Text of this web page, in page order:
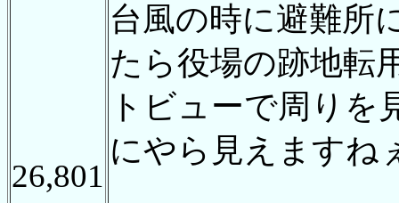
26,801
台風の時に避難所
たら役場の跡地
トビューで周りを
にやら見えます